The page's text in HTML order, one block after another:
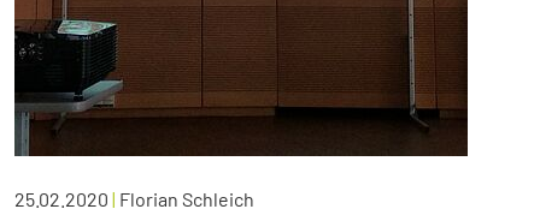
25.02.2020 | Florian Schleich